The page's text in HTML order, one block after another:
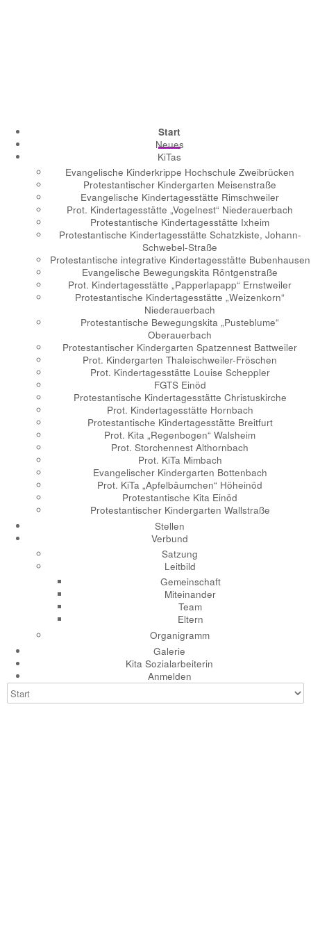
Start
Neues
KiTas
Evangelische Kinderkrippe Hochschule Zweibrücken
Protestantischer Kindergarten Meisenstraße
Evangelische Kindertagesstätte Rimschweiler
Prot. Kindertagesstätte „Vogelnest“ Niederauerbach
Protestantische Kindertagesstätte Ixheim
Protestantische Kindertagesstätte Schatzkiste, Johann-
Schwebel-Straße
Protestantische integrative Kindertagesstätte Bubenhausen
Evangelische Bewegungskita Röntgenstraße
Prot. Kindertagesstätte „Papperlapapp“ Ernstweiler
Protestantische Kindertagesstätte „Weizenkorn“
Niederauerbach
Protestantische Bewegungskita „Pusteblume“
Oberauerbach
Protestantischer Kindergarten Spatzennest Battweiler
Prot. Kindergarten Thaleischweiler-Fröschen
Prot. Kindertagesstätte Louise Scheppler
FGTS Einöd
Protestantische Kindertagesstätte Christuskirche
Prot. Kindertagesstätte Hornbach
Protestantische Kindertagesstätte Breitfurt
Prot. Kita „Regenbogen“ Walsheim
Prot. Storchennest Althornbach
Prot. KiTa Mimbach
Evangelischer Kindergarten Bottenbach
Prot. KiTa „Apfelbäumchen“ Höheinöd
Protestantische Kita Einöd
Protestantischer Kindergarten Wallstraße
Stellen
Verbund
Satzung
Leitbild
Gemeinschaft
Miteinander
Team
Eltern
Organigramm
Galerie
Kita Sozialarbeiterin
Anmelden